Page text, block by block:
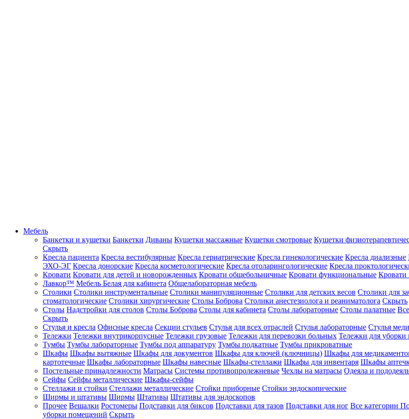
Мебель
Банкетки и кушетки Банкетки Диваны Кушетки массажные Кушетки смотровые Кушетки
Скрыть
Кресла пациента Кресла вестибулярные Кресла гериатрические Кресла гинекологические Кресла диализные
ЭХО-ЭГ Кресла донорские Кресла косметологические Кресла отоларингологические Кресла
Кровати Кровати для детей и новорожденных Кровати общебольничные Кровати функциональные Кровати
Лавкор™ Мебель Белая для кабинета Общелабораторная мебель
Столики Столики инструментальные Столики манипуляционные Столики для детских весов Столики для
стоматологические Столики хирургические Столы Боброва Столики анестезиолога и реаниматолога Скрыть
Столы Надстройки для столов Столы Боброва Столы для кабинета Столы лабораторные Столы палатные
Скрыть
Стулья и кресла Офисные кресла Секции стульев Стулья для всех отраслей Стулья лабораторные Стулья
Тележки Тележки внутрикорпусные Тележки грузовые Тележки для перевозки больных Тележки для
Тумбы Тумбы лабораторные Тумбы под аппаратуру Тумбы подкатные Тумбы прикроватные
Шкафы Шкафы вытяжные Шкафы для документов Шкафы для ключей (ключницы) Шкафы для
картотечные Шкафы лабораторные Шкафы навесные Шкафы-стеллажи Шкафы для инвентаря Шкафы
Постельные принадлежности Матрасы Системы противопролежневые Чехлы на матрасы Одеяла и
Сейфы Сейфы металлические Шкафы-сейфы
Стеллажи и стойки Стеллажи металлические Стойки приборные Стойки эндоскопические
Ширмы и штативы Ширмы Штативы Штативы для эндоскопов
Прочее Вешалки Ростомеры Подставки для биксов Подставки для тазов Подставки для ног Все категории
уборки помещений Скрыть